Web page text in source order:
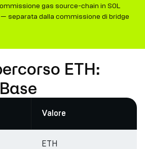
gas source-chain in SOL
separata dalla commissione di bridge
ETH:
Valore
ETH